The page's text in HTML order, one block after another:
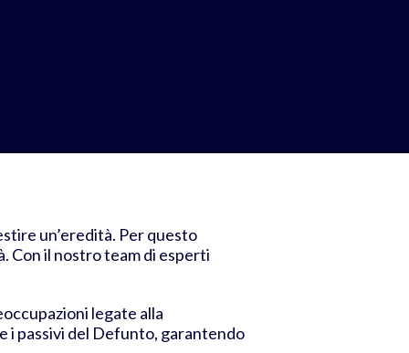
un’eredità. Per questo
Con il nostro team di esperti
legate alla
i passivi del Defunto, garantendo